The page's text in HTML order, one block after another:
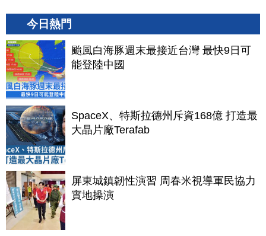
今日熱門
颱風白海豚週末最接近台灣 最快9日可
能登陸中國
SpaceX、特斯拉德州斥資168億 打造最
大晶片廠Terafab
屏東城鎮韌性演習 周春米視導軍民協力
實地操演